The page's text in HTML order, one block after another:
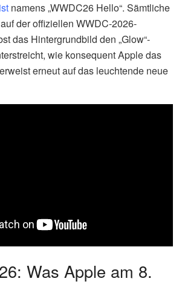
namens „WWDC26 Hello“. Sämtliche
der offiziellen WWDC-2026-
das Hintergrundbild den „Glow“-
wie konsequent Apple das
erneut auf das leuchtende neue
Was Apple am 8.